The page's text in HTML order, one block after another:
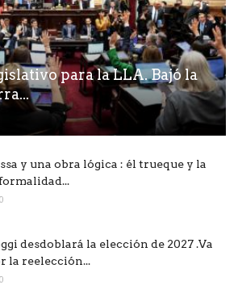
para la LLA. Bajó la
y una obra lógica : él trueque y la
0
desdoblará la elección de 2027 .Va
la reelección...
0